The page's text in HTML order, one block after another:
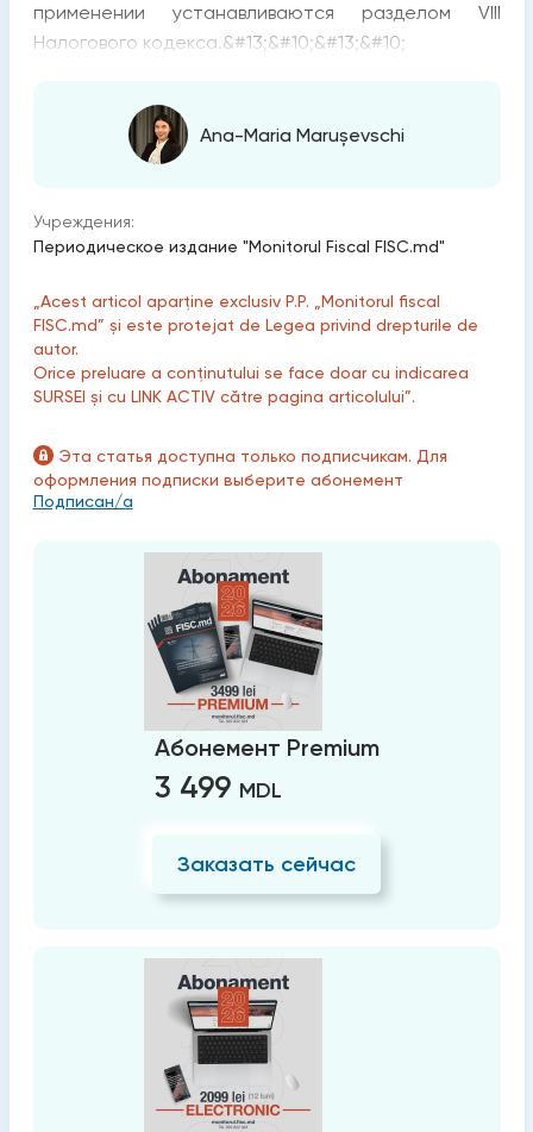
применении устанавливаются разделом VIII
Налогового кодекса.&#13;&#10;&#13;&#10;
Ana-Maria Marușevschi
Учреждения:
Периодическое издание "Monitorul Fiscal FISC.md"
„Acest articol aparține exclusiv P.P. „Monitorul fiscal
FISC.md” și este protejat de Legea privind drepturile de
autor.
Orice preluare a conținutului se face doar cu indicarea
SURSEI și cu LINK ACTIV către pagina articolului”.
Эта статья доступна только подписчикам. Для
оформления подписки выберите абонемент
Подписан/а
Абонемент Premium
3 499 MDL
Заказать сейчас